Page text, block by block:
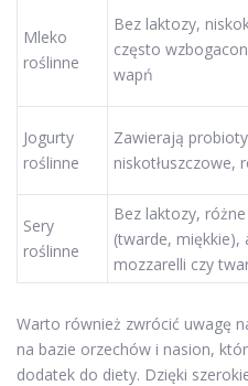
Mleko
roślinne
Bez laktozy,
często
wapń
Jogurty
roślinne
Zawierają
niskotłuszczowe,
Sery
roślinne
Bez laktozy,
(twarde, miękkie),
mozzarelli czy
Warto również zwrócić uwagę
na bazie orzechów i nasion,
dodatek do diety. Dzięki